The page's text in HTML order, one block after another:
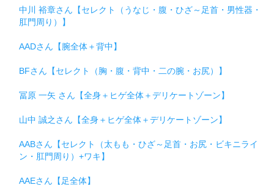
中川 裕章さん【セレクト（うなじ・腹・ひざ～足首・男性器・
肛門周り）】
AADさん【腕全体＋背中】
BFさん【セレクト（胸・腹・背中・二の腕・お尻）】
冨原 一矢 さん【全身＋ヒゲ全体＋デリケートゾーン】
山中 誠之さん【全身＋ヒゲ全体＋デリケートゾーン】
AABさん【セレクト（太もも・ひざ～足首・お尻・ビキニライ
ン・肛門周り）+ワキ】
AAEさん【足全体】